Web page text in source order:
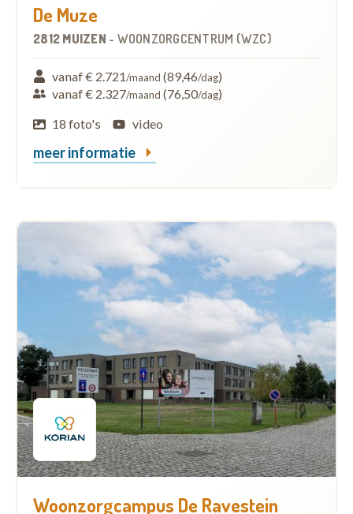
De Muze
2812 MUIZEN - WOONZORGCENTRUM (WZC)
vanaf € 2.721/maand (89,46/dag)
vanaf € 2.327/maand (76,50/dag)
18 foto's
video
meer informatie
Woonzorgcampus De Ravestein